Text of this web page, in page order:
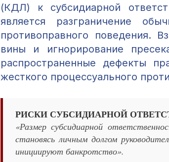
(КДЛ) к субсидиарной
является разграничение
противоправного поведения.
вины и игнорирование
распространенные дефекты
жесткого процессуального
РИСКИ СУБСИДИАРНОЙ
«Размер субсидиарной
становясь личным долгом
инициируют банкротство».